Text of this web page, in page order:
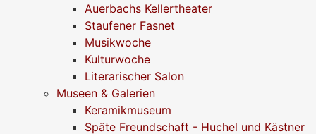
Auerbachs Kellertheater
Staufener Fasnet
Musikwoche
Kulturwoche
Literarischer Salon
Museen & Galerien
Keramikmuseum
Späte Freundschaft - Huchel und Kästner